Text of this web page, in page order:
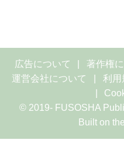
広告について 著作権
運営会社について
利用
© 2019- FUSOSHA
Built on